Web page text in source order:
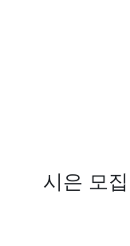
시은 모집